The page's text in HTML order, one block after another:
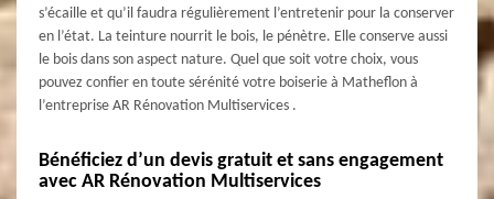
s’écaille et qu’il faudra régulièrement l’entretenir pour la conserver
en l’état. La teinture nourrit le bois, le pénètre. Elle conserve aussi
le bois dans son aspect nature. Quel que soit votre choix, vous
pouvez confier en toute sérénité votre boiserie à Matheflon à
l’entreprise AR Rénovation Multiservices .
Bénéficiez d’un devis gratuit et sans engagement
avec AR Rénovation Multiservices